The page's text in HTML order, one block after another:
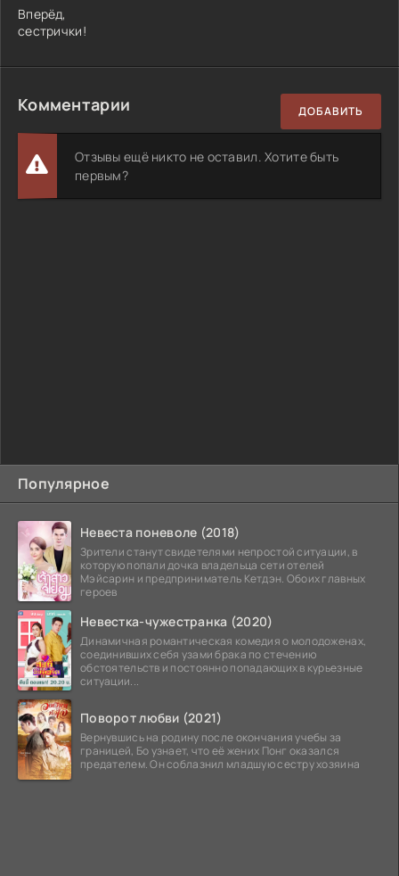
Популярное
Невеста поневоле (2018)
Зрители станут свидетелями непростой ситуации, в
которую попали дочка владельца сети отелей
Мэйсарин и предприниматель Кетдэн. Обоих главных
героев
Невестка-чужестранка (2020)
Динамичная романтическая комедия о молодоженах,
соединивших себя узами брака по стечению
обстоятельств и постоянно попадающих в курьезные
ситуации...
Поворот любви (2021)
Вернувшись на родину после окончания учебы за
границей, Бо узнает, что её жених Понг оказался
предателем. Он соблазнил младшую сестру хозяина
Вперёд,
сестрички!
Комментарии ДОБАВИТЬ
Отзывы ещё никто не оставил. Хотите быть
первым?